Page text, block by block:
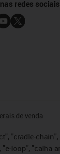
redes
de venda
"cradle-
loop", "calha